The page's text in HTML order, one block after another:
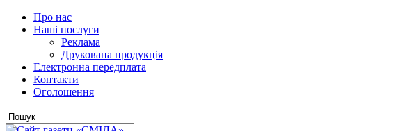
Про нас
Наші послуги
Реклама
Друкована продукція
Електронна передплата
Контакти
Оголошення